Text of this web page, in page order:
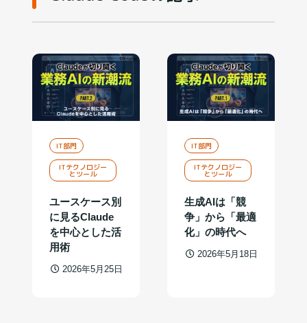
IT部門
ITテクノロジー
とツール
ユースケース別
に見るClaude
を中心とした活
用術
2026年5月25日
IT部門
ITテクノロジー
とツール
生成AIは「競
争」から「最適
化」の時代へ
2026年5月18日